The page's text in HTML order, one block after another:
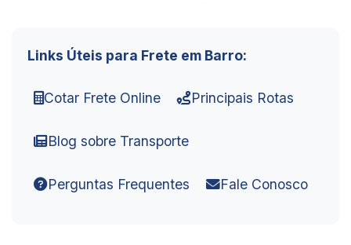
Links Úteis para Frete em Barro:
Cotar Frete Online Principais Rotas
Blog sobre Transporte
Perguntas Frequentes Fale Conosco